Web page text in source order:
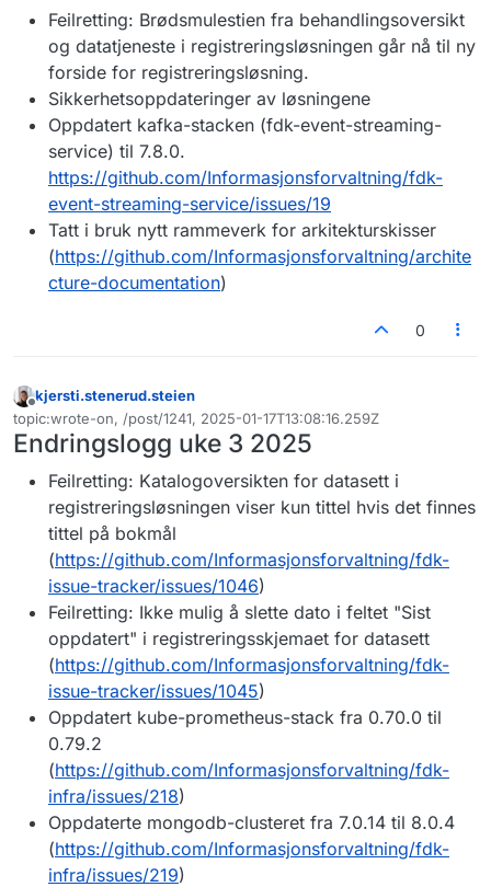
Feilretting: Brødsmulestien fra behandlingsoversikt
og datatjeneste i registreringsløsningen går nå til ny
forside for registreringsløsning.
Sikkerhetsoppdateringer av løsningene
Oppdatert kafka-stacken (fdk-event-streaming-
service) til 7.8.0.
https://github.com/Informasjonsforvaltning/fdk-
event-streaming-service/issues/19
Tatt i bruk nytt rammeverk for arkitekturskisser
(https://github.com/Informasjonsforvaltning/archite
cture-documentation)
0
Frakoblet
kjersti.stenerud.steien
topic:wrote-on, /post/1241, 2025-01-17T13:08:16.259Z
Sist endret av
Endringslogg uke 3 2025
Feilretting: Katalogoversikten for datasett i
registreringsløsningen viser kun tittel hvis det finnes
tittel på bokmål
(https://github.com/Informasjonsforvaltning/fdk-
issue-tracker/issues/1046)
Feilretting: Ikke mulig å slette dato i feltet "Sist
oppdatert" i registreringsskjemaet for datasett
(https://github.com/Informasjonsforvaltning/fdk-
issue-tracker/issues/1045)
Oppdatert kube-prometheus-stack fra 0.70.0 til
0.79.2
(https://github.com/Informasjonsforvaltning/fdk-
infra/issues/218)
Oppdaterte mongodb-clusteret fra 7.0.14 til 8.0.4
(https://github.com/Informasjonsforvaltning/fdk-
infra/issues/219)